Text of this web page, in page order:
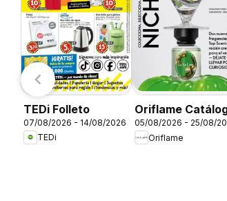
TEDi Folleto
07/08/2026 - 14/08/2026
TEDi
Oriflame
Campaña 11
05/08/2026 - 25/08/
Oriflame